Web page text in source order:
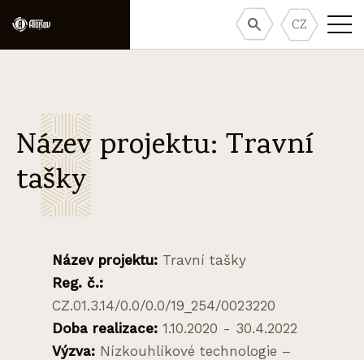
CZ
Název projektu: Travní
tašky
Název projektu: Travní tašky
Reg. č.:
CZ.01.3.14/0.0/0.0/19_254/0023220
Doba realizace: 1.10.2020 - 30.4.2022
Výzva: Nízkouhlíkové technologie –